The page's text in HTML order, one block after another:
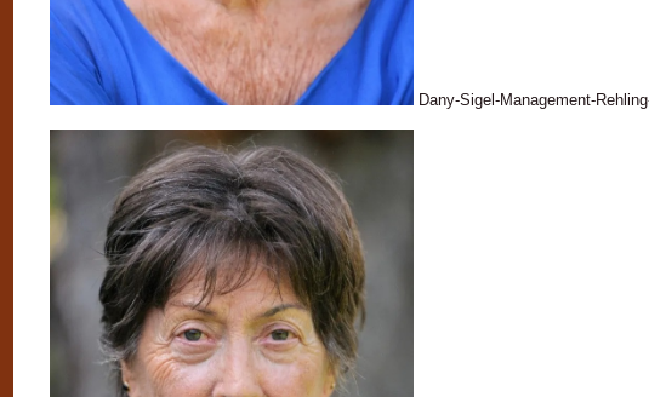
Dany-Sigel-Management-